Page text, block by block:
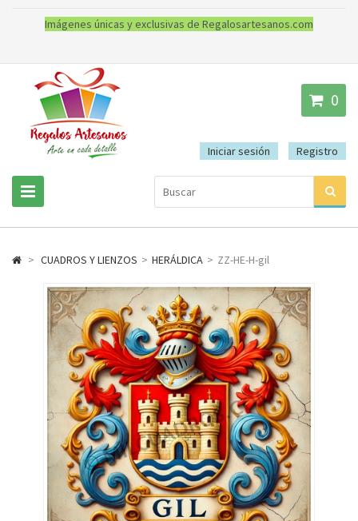
Imágenes únicas y exclusivas de Regalosartesanos.com
0
Iniciar sesión Registro
> CUADROS Y LIENZOS > HERÁLDICA > ZZ-HE-H-gil